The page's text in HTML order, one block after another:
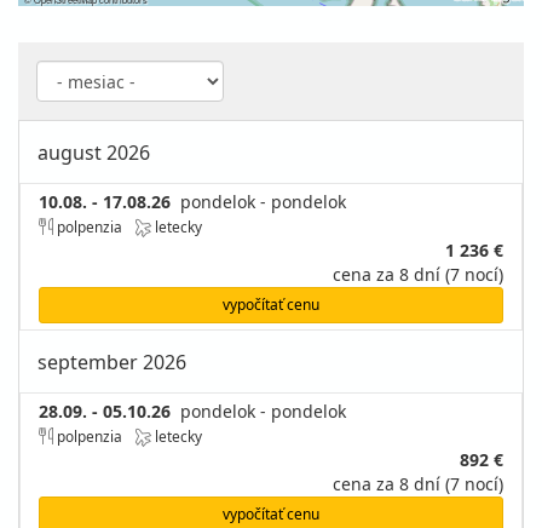
august 2026
10.08. - 17.08.26 pondelok - pondelok
polpenzia letecky
1 236 €
cena za 8 dní (7 nocí)
vypočítať cenu
september 2026
28.09. - 05.10.26 pondelok - pondelok
polpenzia letecky
892 €
cena za 8 dní (7 nocí)
vypočítať cenu